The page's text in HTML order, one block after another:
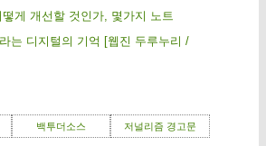
게 개선할 것인가, 몇가지 노트
는 디지털의 기억 [웹진 두루누리 /
백투더소스 저널리즘 경고문